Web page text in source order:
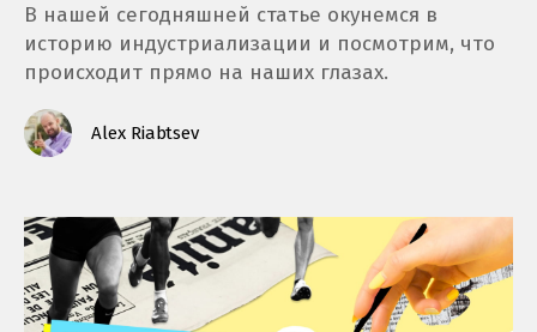
В нашей сегодняшней статье окунемся в
историю индустриализации и посмотрим, что
происходит прямо на наших глазах.
Alex Riabtsev